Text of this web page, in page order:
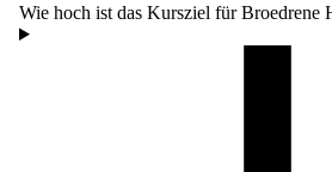
Wie hoch ist das Kursziel für Broedrene